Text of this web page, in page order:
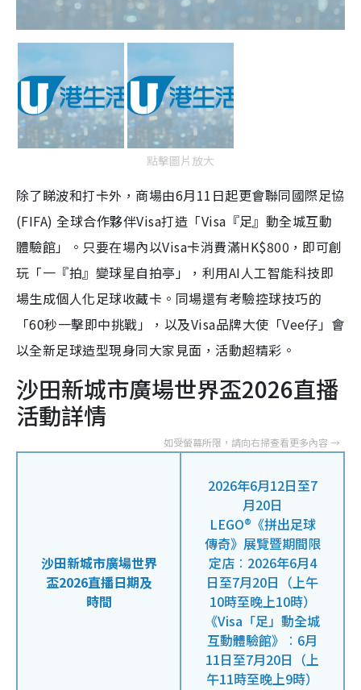
點擊圖片放大
除了睇波和打卡外，商場由6月11日起更會聯同國際足協
(FIFA) 全球合作夥伴Visa打造「Visa『足』動全城互動
體驗館」。只要在場內以Visa卡消費滿HK$800，即可創
玩「一『拍』變球星自拍亭」，利用AI人工智能科技即
場生成個人化足球收藏卡。同場還有考驗控球技巧的
「60秒一擊即中挑戰」，以及Visa品牌大使「Vee仔」會
以全新足球造型現身同大家見面，活動超精彩。
沙田新城市廣場世界盃2026直播
活動詳情
沙田新城市廣場世界
盃2026直播日期及
時間
2026年6月12日至7
月20日
LEGO®《拼出足球
傳奇》展覽暨期間限
定店︰2026年6月4
日至7月20日（上午
10時至晚上10時）
《Visa「足」動全城
互動體驗館》︰6月
11日至7月20日（上
午11時至晚上9時）